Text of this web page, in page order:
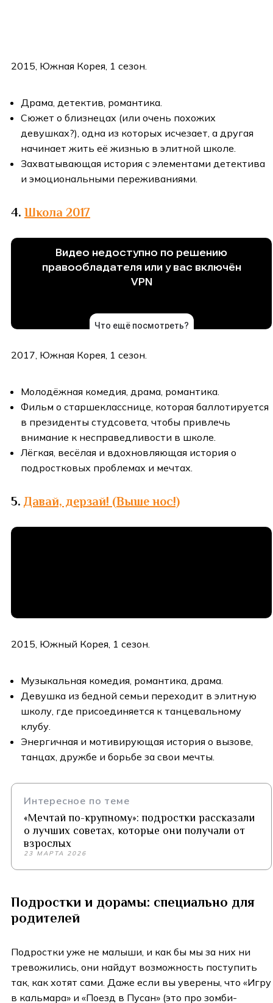
2015, Южная Корея, 1 сезон.
Драма, детектив, романтика.
Сюжет о близнецах (или очень похожих
девушках?), одна из которых исчезает, а другая
начинает жить её жизнью в элитной школе.
Захватывающая история с элементами детектива
и эмоциональными переживаниями.
4. Школа 2017
2017, Южная Корея, 1 сезон.
Молодёжная комедия, драма, романтика.
Фильм о старшекласснице, которая баллотируется
в президенты студсовета, чтобы привлечь
внимание к несправедливости в школе.
Лёгкая, весёлая и вдохновляющая история о
подростковых проблемах и мечтах.
5. Давай, дерзай! (Выше нос!)
2015, Южный Корея, 1 сезон.
Музыкальная комедия, романтика, драма.
Девушка из бедной семьи переходит в элитную
школу, где присоединяется к танцевальному
клубу.
Энергичная и мотивирующая история о вызове,
танцах, дружбе и борьбе за свои мечты.
Интересное по теме
«Мечтай по-крупному»: подростки рассказали
о лучших советах, которые они получали от
взрослых
23 МАРТА 2026
Подростки и дорамы: специально для
родителей
Подростки уже не малыши, и как бы мы за них ни
тревожились, они найдут возможность поступить
так, как хотят сами. Даже если вы уверены, что «Игру
в кальмара» и «Поезд в Пусан» (это про зомби-